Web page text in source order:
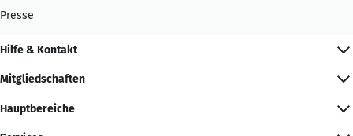
Presse
Hilfe & Kontakt
Mitgliedschaften
Hauptbereiche